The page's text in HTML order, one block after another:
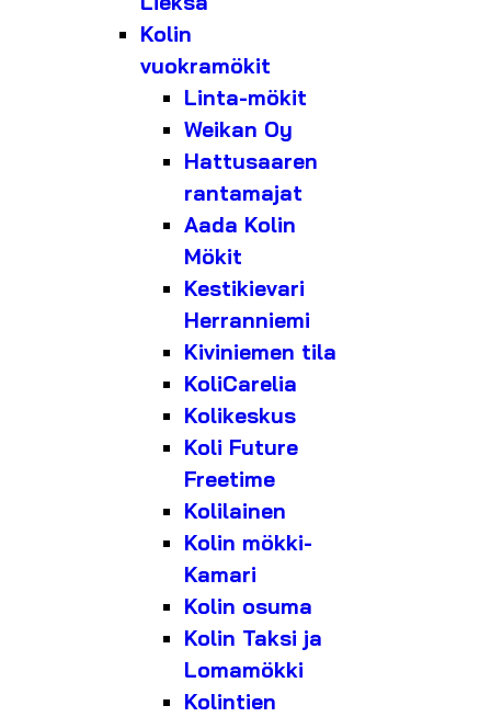
Kolin
vuokramökit
Linta-mökit
Weikan Oy
Hattusaaren
rantamajat
Aada Kolin
Mökit
Kestikievari
Herranniemi
Kiviniemen tila
KoliCarelia
Kolikeskus
Koli Future
Freetime
Kolilainen
Kolin mökki-
Kamari
Kolin osuma
Kolin Taksi ja
Lomamökki
Kolintien